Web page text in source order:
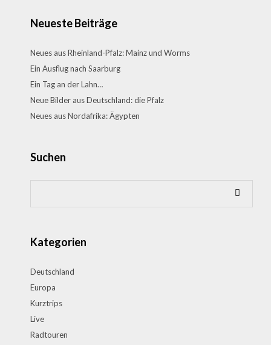
Neueste Beiträge
Neues aus Rheinland-Pfalz: Mainz und Worms
Ein Ausflug nach Saarburg
Ein Tag an der Lahn…
Neue Bilder aus Deutschland: die Pfalz
Neues aus Nordafrika: Ägypten
Suchen
Kategorien
Deutschland
Europa
Kurztrips
Live
Radtouren